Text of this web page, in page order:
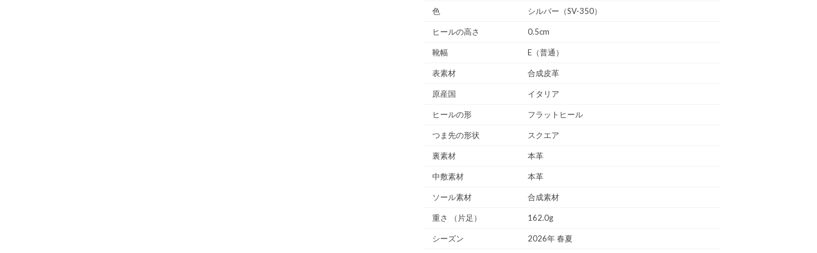
色 シルバー（SV-350）
ヒールの高さ 0.5cm
靴幅 E（普通）
表素材 合成皮革
原産国 イタリア
ヒールの形 フラットヒール
つま先の形状 スクエア
裏素材 本革
中敷素材 本革
ソール素材 合成素材
重さ （片足） 162.0g
シーズン 2026年 春夏